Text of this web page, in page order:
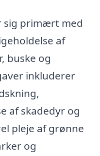
sig primært med
af
buske og
inkluderer
af skadedyr og
pleje af grønne
og